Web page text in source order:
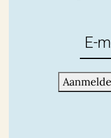
mailadres